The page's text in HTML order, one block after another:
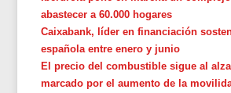
abastecer a 60.000 hogares
Caixabank, líder en financiación
española entre enero y junio
El precio del combustible sigue al
marcado por el aumento de la